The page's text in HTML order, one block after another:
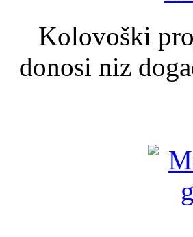
Kolovoški
donosi niz